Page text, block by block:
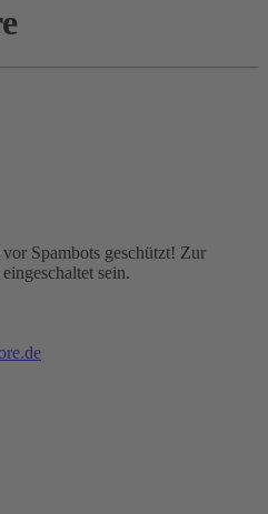
Spambots geschützt! Zur
sein.